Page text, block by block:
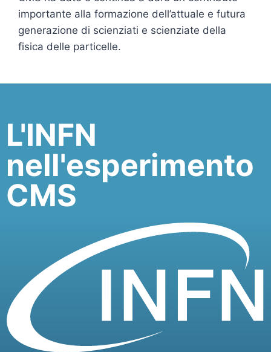
importante alla formazione dell’attuale e futura
generazione di scienziati e scienziate della
fisica delle particelle.
L'INFN
nell'esperimento
CMS